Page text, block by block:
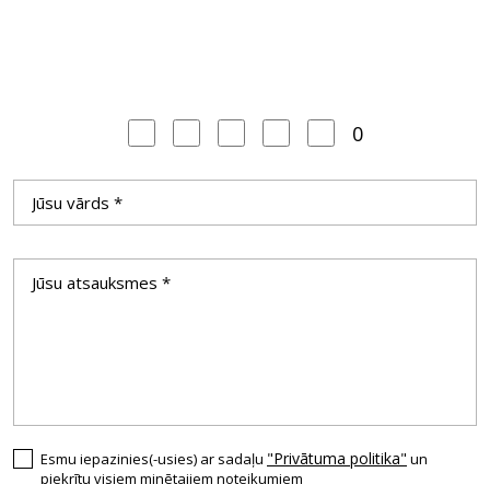
0
Esmu iepazinies(-usies) ar sadaļu "Privātuma politika" un
piekrītu visiem minētajiem noteikumiem